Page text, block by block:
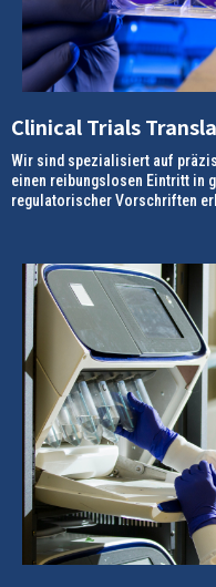
Clinical Trials
Wir sind spezialisiert auf
einen reibungslosen Eintritt in
regulatorischer Vorschriften